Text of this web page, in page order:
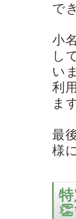
で
小
し
い
利
ま
最
様